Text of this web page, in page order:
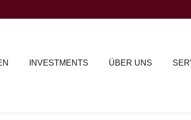
INVESTMENTS ÜBER UNS